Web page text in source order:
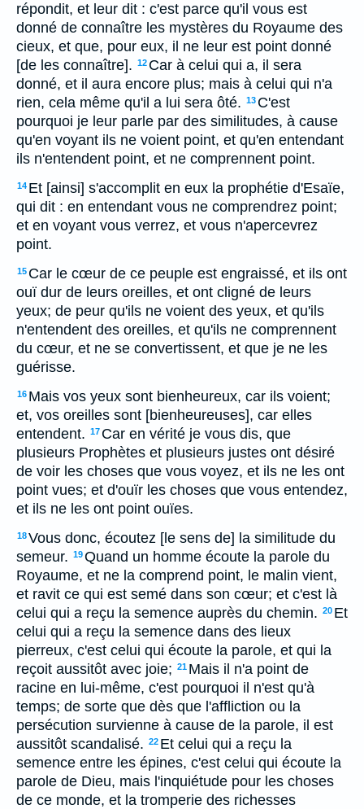
répondit, et leur dit : c'est parce qu'il vous est
donné de connaître les mystères du Royaume des
cieux, et que, pour eux, il ne leur est point donné
[de les connaître]. 12 Car à celui qui a, il sera
donné, et il aura encore plus; mais à celui qui n'a
rien, cela même qu'il a lui sera ôté. 13 C'est
pourquoi je leur parle par des similitudes, à cause
qu'en voyant ils ne voient point, et qu'en entendant
ils n'entendent point, et ne comprennent point.
14 Et [ainsi] s'accomplit en eux la prophétie d'Esaïe,
qui dit : en entendant vous ne comprendrez point;
et en voyant vous verrez, et vous n'apercevrez
point.
15 Car le cœur de ce peuple est engraissé, et ils ont
ouï dur de leurs oreilles, et ont cligné de leurs
yeux; de peur qu'ils ne voient des yeux, et qu'ils
n'entendent des oreilles, et qu'ils ne comprennent
du cœur, et ne se convertissent, et que je ne les
guérisse.
16 Mais vos yeux sont bienheureux, car ils voient;
et, vos oreilles sont [bienheureuses], car elles
entendent. 17 Car en vérité je vous dis, que
plusieurs Prophètes et plusieurs justes ont désiré
de voir les choses que vous voyez, et ils ne les ont
point vues; et d'ouïr les choses que vous entendez,
et ils ne les ont point ouïes.
18Vous donc, écoutez [le sens de] la similitude du
semeur. 19Quand un homme écoute la parole du
Royaume, et ne la comprend point, le malin vient,
et ravit ce qui est semé dans son cœur; et c'est là
celui qui a reçu la semence auprès du chemin. 20 Et
celui qui a reçu la semence dans des lieux
pierreux, c'est celui qui écoute la parole, et qui la
reçoit aussitôt avec joie; 21 Mais il n'a point de
racine en lui-même, c'est pourquoi il n'est qu'à
temps; de sorte que dès que l'affliction ou la
persécution survienne à cause de la parole, il est
aussitôt scandalisé. 22 Et celui qui a reçu la
semence entre les épines, c'est celui qui écoute la
parole de Dieu, mais l'inquiétude pour les choses
de ce monde, et la tromperie des richesses